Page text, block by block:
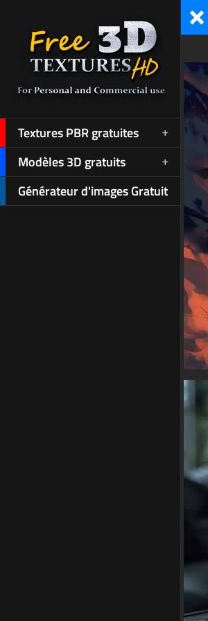
Textures PBR gratuites
Modèles 3D gratuits
Générateur d'images Gratuit